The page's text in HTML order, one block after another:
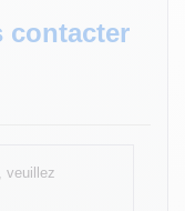
contacter
veuillez